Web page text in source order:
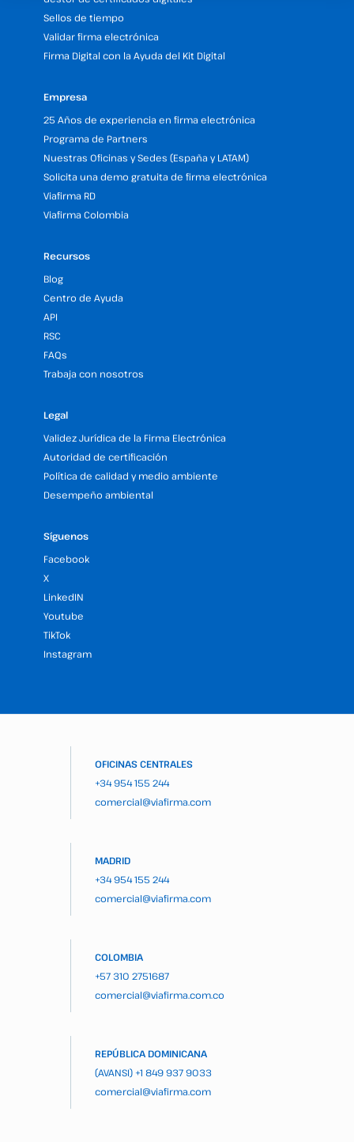
Sellos de tiempo
Validar firma electrónica
Firma Digital con la Ayuda del Kit Digital
Empresa
25 Años de experiencia en firma electrónica
Programa de Partners
Nuestras Oficinas y Sedes (España y LATAM)
Solicita una demo gratuita de firma electrónica
Viafirma RD
Viafirma Colombia
Recursos
Blog
Centro de Ayuda
API
RSC
FAQs
Trabaja con nosotros
Legal
Validez Jurídica de la Firma Electrónica
Autoridad de certificación
Política de calidad y medio ambiente
Desempeño ambiental
Síguenos
Facebook
X
LinkedIN
Youtube
TikTok
Instagram
OFICINAS CENTRALES
+34 954 155 244
comercial@viafirma.com
MADRID
+34 954 155 244
comercial@viafirma.com
COLOMBIA
+57 310 2751687
comercial@viafirma.com.co
REPÚBLICA DOMINICANA
(AVANSI) +1 849 937 9033
comercial@viafirma.com